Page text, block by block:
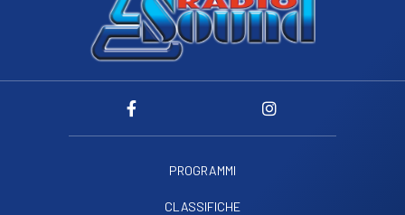
PROGRAMMI
CLASSIFICHE